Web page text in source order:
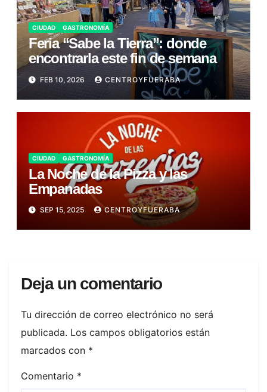
CIUDAD GASTRONOMÍA
Feria “Sabe la Tierra”: donde
encontrarla este fin de semana
FEB 10, 2026 CENTROYFUERABA
CIUDAD GASTRONOMÍA
La Noche de la Pizza y las
Empanadas
SEP 15, 2025 CENTROYFUERABA
Deja un comentario
Tu dirección de correo electrónico no será
publicada. Los campos obligatorios están
marcados con *
Comentario *